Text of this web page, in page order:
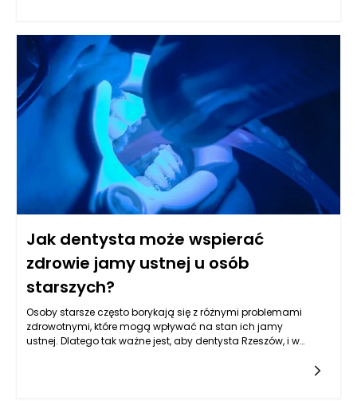
nieprzyjemne odczucia. Istnieją jednak produkty dla
stomatologii, które mogą wspierać osoby z wrażliwymi
zębami i pomóc w bezpiecznym ciszeniu się lodami i zimnymi
deserami latem.
Jak dentysta może wspierać
zdrowie jamy ustnej u osób
starszych?
Osoby starsze często borykają się z różnymi problemami
zdrowotnymi, które mogą wpływać na stan ich jamy
ustnej. Dlatego tak ważne jest, aby dentysta Rzeszów, i w